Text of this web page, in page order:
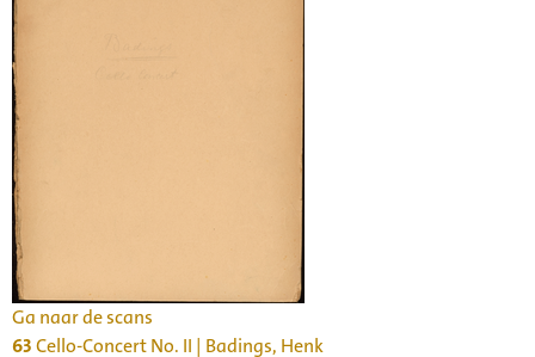
Ga naar de scans
63Cello-Concert No. II | Badings, Henk